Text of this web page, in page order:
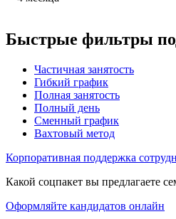
Быстрые фильтры
Частичная занятость
Гибкий график
Полная занятость
Полный день
Сменный график
Вахтовый метод
Корпоративная поддержка
Какой соцпакет вы предлагаете
Оформляйте кандидатов онлайн